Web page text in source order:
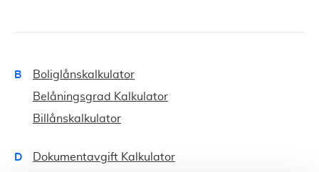
B
Boliglånskalkulator
Belåningsgrad Kalkulator
Billånskalkulator
D Dokumentavgift Kalkulator